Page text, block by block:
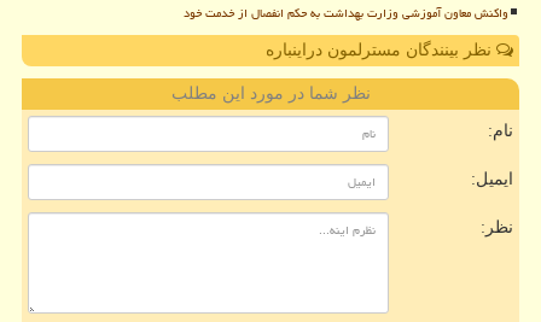
واکنش معاون آموزشی وزارت بهداشت به حکم انفصال از خدمت خود
نظر بینندگان مسترلمون دراینباره
نظر شما در مورد این مطلب
نام:
ایمیل:
نظر: